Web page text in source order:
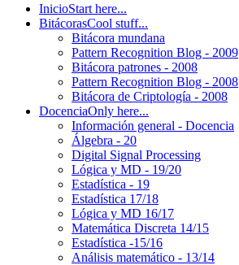
InicioStart here...
BitácorasCool stuff...
Bitácora mundana
Pattern Recognition Blog - 2009
Bitácora patrones - 2008
Pattern Recognition Blog - 2008
Bitácora de Criptología - 2008
DocenciaOnly here...
Información general - Docencia
Álgebra - 20
Digital Signal Processing
Lógica y MD - 19/20
Estadística - 19
Estadística 17/18
Lógica y MD 16/17
Matemática Discreta 14/15
Estadística -15/16
Análisis matemático - 13/14